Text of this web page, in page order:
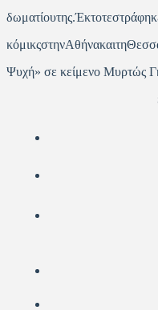
Ψυχή» σε κείμενο Μυρτώς